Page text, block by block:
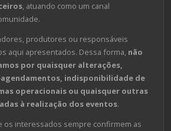
, atuando como um canal
produtores ou responsáveis
aqui apresentados. Dessa forma, não
por quaisquer alterações,
indisponibilidade de
operacionais ou quaisquer outras
à realização dos eventos.
os interessados sempre confirmem as